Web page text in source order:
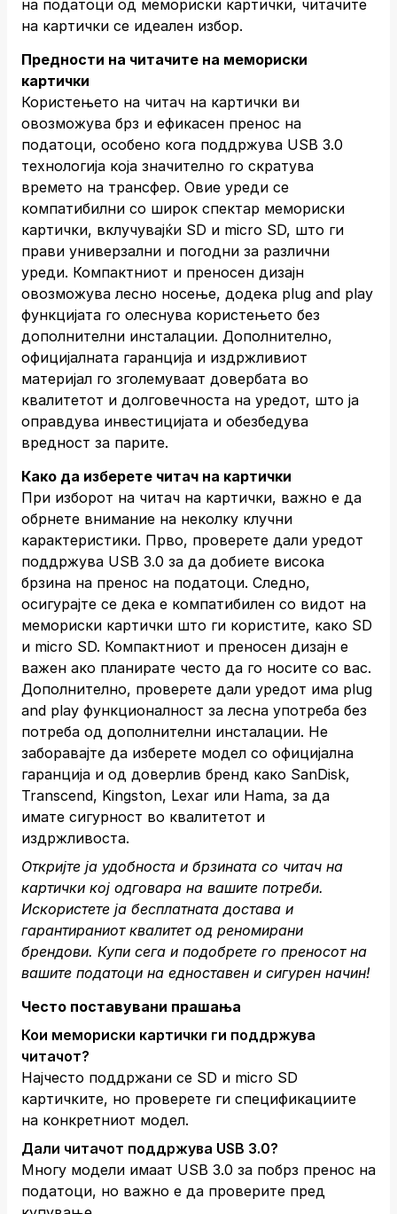
на податоци од мемориски картички, читачите
на картички се идеален избор.
Предности на читачите на мемориски
картички
Користењето на читач на картички ви
овозможува брз и ефикасен пренос на
податоци, особено кога поддржува USB 3.0
технологија која значително го скратува
времето на трансфер. Овие уреди се
компатибилни со широк спектар мемориски
картички, вклучувајќи SD и micro SD, што ги
прави универзални и погодни за различни
уреди. Компактниот и преносен дизајн
овозможува лесно носење, додека plug and play
функцијата го олеснува користењето без
дополнителни инсталации. Дополнително,
официјалната гаранција и издржливиот
материјал го зголемуваат довербата во
квалитетот и долговечноста на уредот, што ја
оправдува инвестицијата и обезбедува
вредност за парите.
Како да изберете читач на картички
При изборот на читач на картички, важно е да
обрнете внимание на неколку клучни
карактеристики. Прво, проверете дали уредот
поддржува USB 3.0 за да добиете висока
брзина на пренос на податоци. Следно,
осигурајте се дека е компатибилен со видот на
мемориски картички што ги користите, како SD
и micro SD. Компактниот и преносен дизајн е
важен ако планирате често да го носите со вас.
Дополнително, проверете дали уредот има plug
and play функционалност за лесна употреба без
потреба од дополнителни инсталации. Не
заборавајте да изберете модел со официјална
гаранција и од доверлив бренд како SanDisk,
Transcend, Kingston, Lexar или Hama, за да
имате сигурност во квалитетот и
издржливоста.
Откријте ја удобноста и брзината со читач на
картички кој одговара на вашите потреби.
Искористете ја бесплатната достава и
гарантираниот квалитет од реномирани
брендови. Купи сега и подобрете го преносот на
вашите податоци на едноставен и сигурен начин!
Често поставувани прашања
Кои мемориски картички ги поддржува
читачот?
Најчесто поддржани се SD и micro SD
картичките, но проверете ги спецификациите
на конкретниот модел.
Дали читачот поддржува USB 3.0?
Многу модели имаат USB 3.0 за побрз пренос на
податоци, но важно е да проверите пред